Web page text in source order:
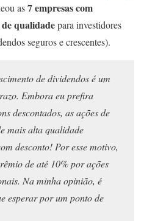
as7 empresas com
qualidadepara investidores
seguros e crescentes).
de dividendos é um
Embora eu prefira
descontados, as ações de
mais alta qualidade
desconto! Por esse motivo,
de até 10% por ações
Na minha opinião, é
esperar por um ponto de